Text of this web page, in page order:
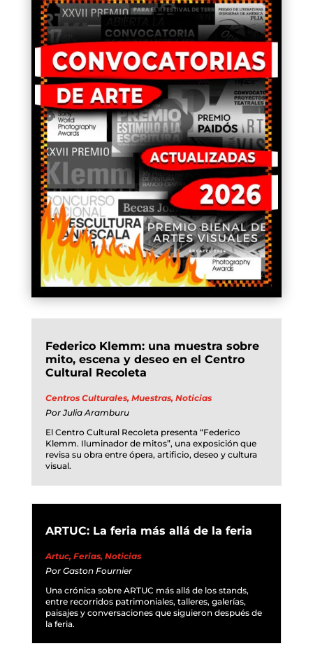
Federico Klemm: una muestra sobre
mito, escena y deseo en el Centro
Cultural Recoleta
Centros Culturales, Muestras, Noticias
PorJulia Aramburu
El Centro Cultural Recoleta presenta “Federico
Klemm. Iluminador de mitos”, una exposición que
revisa su obra entre ópera, artificio, deseo y cultura
visual.
ARTUC: La feria más allá de la feria
Artuc, Ferias, Noticias
Por Gaston Fournier
Una crónica sobre ARTUC más allá de los stands,
entre recorridos patrimoniales, talleres, galerías,
paisajes y conversaciones que siguieron después de
la feria.